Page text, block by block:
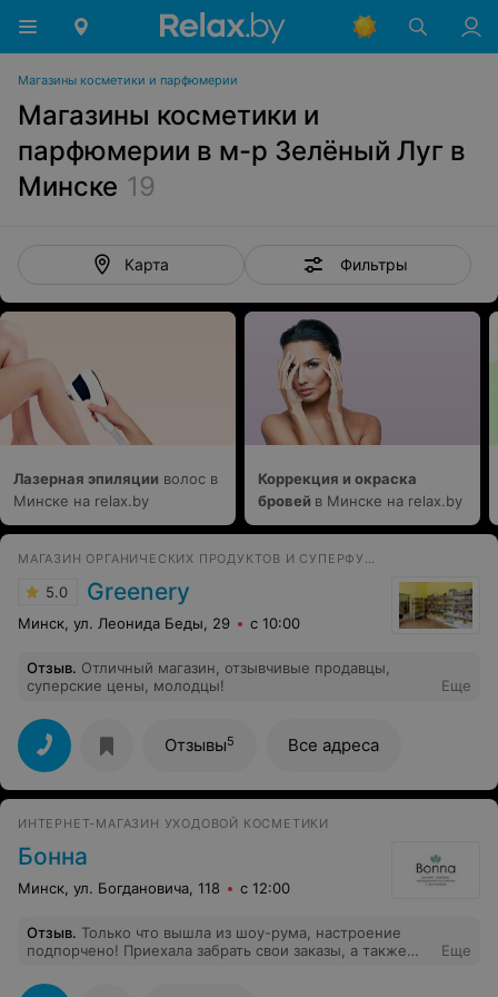
Магазины косметики и парфюмерии
Магазины косметики и
парфюмерии в м-р Зелёный Луг в
Минске 19
Карта Фильтры
Лазерная эпиляции волос в
Минске на relax.by
Коррекция и окраска
бровей в Минске на relax.by
МАГАЗИН ОРГАНИЧЕСКИХ ПРОДУКТОВ И СУПЕРФУДОВ
5.0 Greenery
Минск, ул. Леонида Беды, 29 с 10:00
Отзыв. Отличный магазин, отзывчивые продавцы,
суперские цены, молодцы!
Еще
Отзывы5 Все адреса
ИНТЕРНЕТ-МАГАЗИН УХОДОВОЙ КОСМЕТИКИ
Бонна
Минск, ул. Богдановича, 118 с 12:00
Отзыв. Только что вышла из шоу-рума, настроение
подпорчено! Приехала забрать свои заказы, а также
девушка собирала мой заказ (к слову их было
Еще